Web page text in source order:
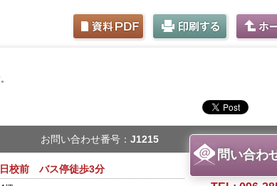
お問い合わせ番号： J1215
日校前 バス停徒歩3分
問い合わ